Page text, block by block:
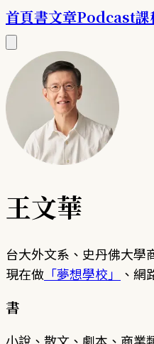
首頁書文章Podcast課
王文華
台大外文系、史丹佛大學
現在做 「夢想學校」 、網
書